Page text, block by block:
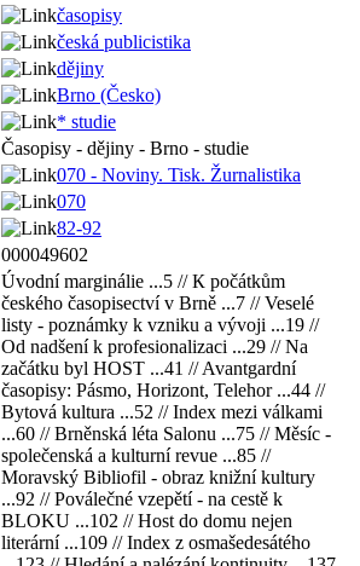
časopisy
česká publicistika
dějiny
Brno (Česko)
* studie
Časopisy - dějiny - Brno - studie
070 - Noviny. Tisk. Žurnalistika
070
82-92
000049602
Úvodní marginálie ...5 // К počátkům
českého časopisectví v Brně ...7 // Veselé
listy - poznámky k vzniku a vývoji ...19 //
Od nadšení k profesionalizaci ...29 // Na
začátku byl HOST ...41 // Avantgardní
časopisy: Pásmo, Horizont, Telehor ...44 //
Bytová kultura ...52 // Index mezi válkami
...60 // Brněnská léta Salonu ...75 // Měsíc -
společenská a kulturní revue ...85 //
Moravský Bibliofil - obraz knižní kultury
...92 // Poválečné vzepětí - na cestě k
BLOKU ...102 // Host do domu nejen
literární ...109 // Index z osmašedesátého